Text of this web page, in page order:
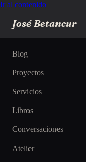
Ir al contenido
José Betancur
Blog
Proyectos
Servicios
Libros
Conversaciones
Atelier